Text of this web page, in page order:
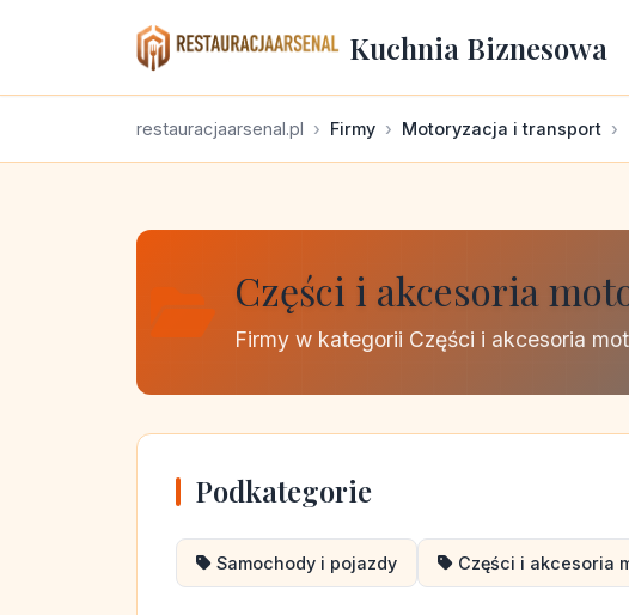
Kuchnia Biznesowa
restauracjaarsenal.pl Firmy Motoryzacja i transport
Części i akcesoria
Firmy w kategorii Części i akcesoria
Podkategorie
Samochody i pojazdy Części i akcesoria